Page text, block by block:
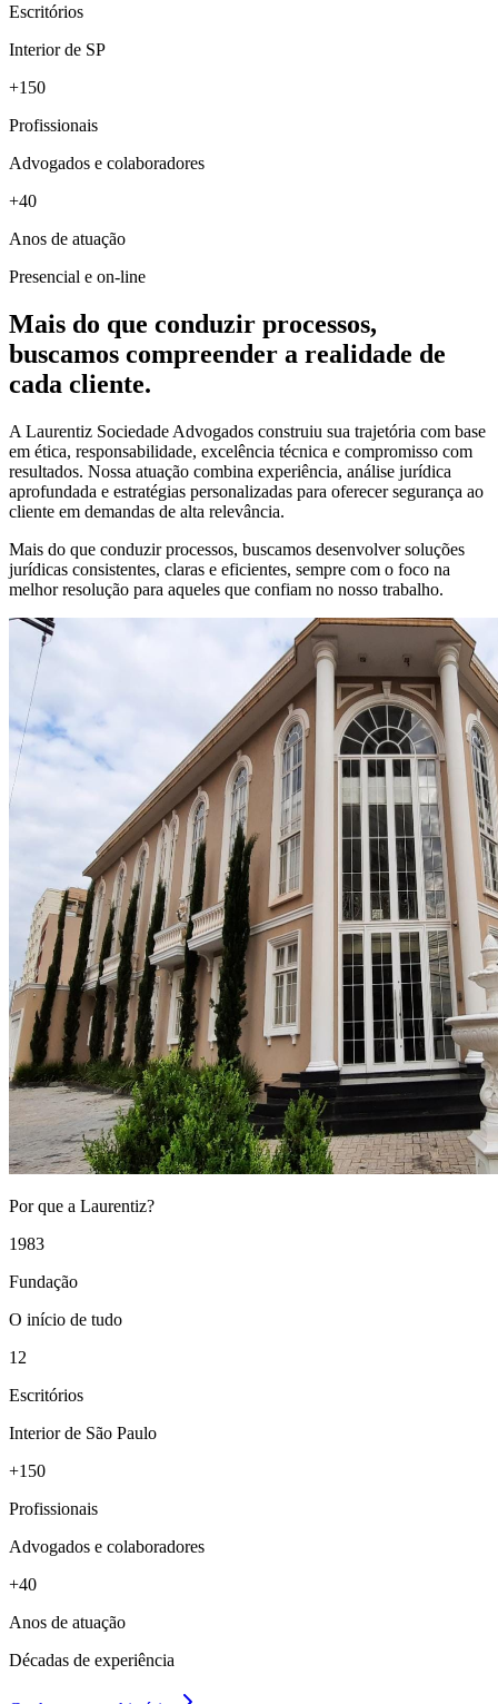
Escritórios
Interior de SP
+150
Profissionais
Advogados e colaboradores
+40
Anos de atuação
Presencial e on-line
Mais do que conduzir processos,
buscamos compreender a realidade de
cada cliente.
A Laurentiz Sociedade Advogados construiu sua trajetória com base
em ética, responsabilidade, excelência técnica e compromisso com
resultados. Nossa atuação combina experiência, análise jurídica
aprofundada e estratégias personalizadas para oferecer segurança ao
cliente em demandas de alta relevância.
Mais do que conduzir processos, buscamos desenvolver soluções
jurídicas consistentes, claras e eficientes, sempre com o foco na
melhor resolução para aqueles que confiam no nosso trabalho.
Por que a Laurentiz?
1983
Fundação
O início de tudo
12
Escritórios
Interior de São Paulo
+150
Profissionais
Advogados e colaboradores
+40
Anos de atuação
Décadas de experiência